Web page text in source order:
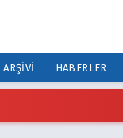
ARŞIVI HABERLER